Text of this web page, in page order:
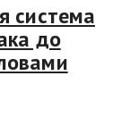
система
до